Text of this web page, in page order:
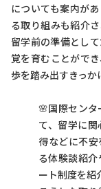
についても案内が
る取り組みも紹介
留学前の準備とし
覚を育むことがで
歩を踏み出すきっか
🌸国際センタ
て、留学に
得などに不
る体験談紹
ート制度を紹